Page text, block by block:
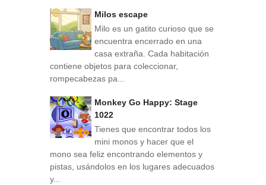
Milos escape
Milo es un gatito curioso que se
encuentra encerrado en una
casa extraña. Cada habitación
contiene objetos para coleccionar,
rompecabezas pa...
Monkey Go Happy: Stage
1022
Tienes que encontrar todos los
mini monos y hacer que el
mono sea feliz encontrando elementos y
pistas, usándolos en los lugares adecuados
y...